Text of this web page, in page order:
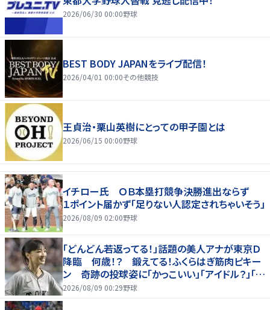
2026/06/30 00:00野球
BEST BODY JAPANをライブ配信！
2026/04/01 00:00その他競技
王貞治・栗山英樹にとっての甲子園とは
2026/06/15 00:00野球
イチロー氏 ＯＢ本塁打競争決勝進出ならず
１ポイント届かず「足りない人認定されちゃいそう」
2026/08/09 02:00野球
「どんどん若返ってる！」話題の美人アナが東京Ｄ
降臨 何歳！？ 鍛えてる！ふくらはぎ筋肉ピキー
ン 奇跡の投球姿に「かっこいい」「アイドル？」「女
神」
2026/08/09 00:29野球